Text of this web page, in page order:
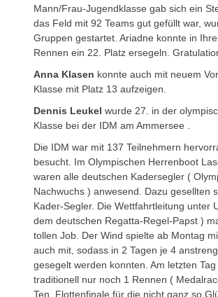
Mann/Frau-Jugendklasse gab sich ein
das Feld mit 92 Teams gut gefüllt war,
Gruppen gestartet. Ariadne konnte in
Rennen ein 22. Platz ersegeln.
Anna Klasen konnte auch mit neuem
Klasse mit Platz 13 aufzeigen.
Dennis Leukel wurde 27. in der
Klasse bei der IDM am Ammersee .
Die IDM war mit 137 Teilnehmern
besucht. Im Olympischen Herrenboot
waren alle deutschen Kadersegler (
Nachwuchs ) anwesend. Dazu gesellten
Kader-Segler. Die Wettfahrtleitung unter
dem deutschen Regatta-Regel-Papst )
tollen Job. Der Wind spielte ab Montag
auch mit, sodass in 2 Tagen je 4
gesegelt werden konnten. Am letzten
traditionell nur noch 1 Rennen (
Ten, Flottenfinale für die nicht ganz so